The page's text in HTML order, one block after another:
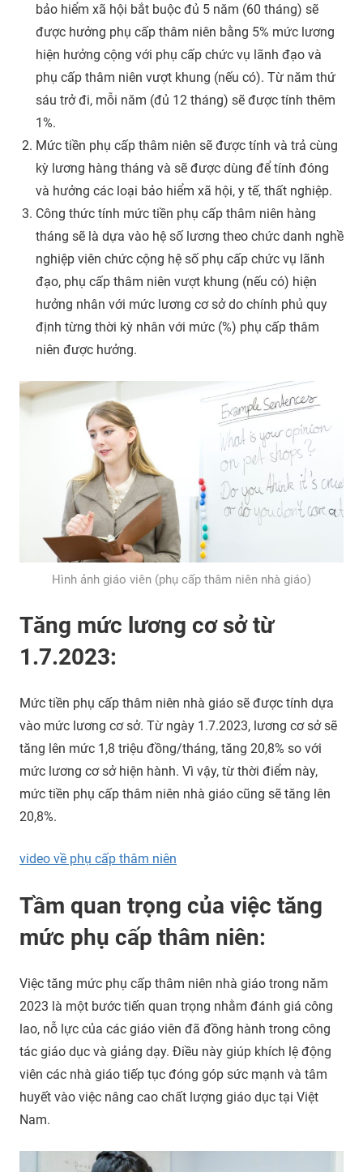
bảo hiểm xã hội bắt buộc đủ 5 năm (60 tháng) sẽ
được hưởng phụ cấp thâm niên bằng 5% mức lương
hiện hưởng cộng với phụ cấp chức vụ lãnh đạo và
phụ cấp thâm niên vượt khung (nếu có). Từ năm thứ
sáu trở đi, mỗi năm (đủ 12 tháng) sẽ được tính thêm
1%.
Mức tiền phụ cấp thâm niên sẽ được tính và trả cùng
kỳ lương hàng tháng và sẽ được dùng để tính đóng
và hưởng các loại bảo hiểm xã hội, y tế, thất nghiệp.
Công thức tính mức tiền phụ cấp thâm niên hàng
tháng sẽ là dựa vào hệ số lương theo chức danh nghề
nghiệp viên chức cộng hệ số phụ cấp chức vụ lãnh
đạo, phụ cấp thâm niên vượt khung (nếu có) hiện
hưởng nhân với mức lương cơ sở do chính phủ quy
định từng thời kỳ nhân với mức (%) phụ cấp thâm
niên được hưởng.
Hình ảnh giáo viên (phụ cấp thâm niên nhà giáo)
Tăng mức lương cơ sở từ
1.7.2023:
Mức tiền phụ cấp thâm niên nhà giáo sẽ được tính dựa
vào mức lương cơ sở. Từ ngày 1.7.2023, lương cơ sở sẽ
tăng lên mức 1,8 triệu đồng/tháng, tăng 20,8% so với
mức lương cơ sở hiện hành. Vì vậy, từ thời điểm này,
mức tiền phụ cấp thâm niên nhà giáo cũng sẽ tăng lên
20,8%.
video về phụ cấp thâm niên
Tầm quan trọng của việc tăng
mức phụ cấp thâm niên:
Việc tăng mức phụ cấp thâm niên nhà giáo trong năm
2023 là một bước tiến quan trọng nhằm đánh giá công
lao, nỗ lực của các giáo viên đã đồng hành trong công
tác giáo dục và giảng dạy. Điều này giúp khích lệ động
viên các nhà giáo tiếp tục đóng góp sức mạnh và tâm
huyết vào việc nâng cao chất lượng giáo dục tại Việt
Nam.